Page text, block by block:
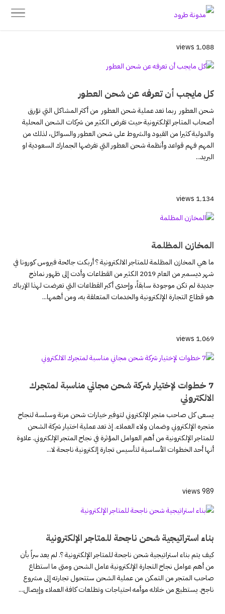
1٬088 views
كل مايجب أن تعرفه عن شحن العطور
شحن العطور ربما تعد عملية شحن العطور من أكثر المشاكل التي تؤرق
أصحاب المتاجر الإلكترونية حيث تفرض الكثير من شركات الشحن المحلية
والدولية كثيرا من القيود والشروط على شحن العطور والسوائل، لذلك من
المهم فهم قواعد وأنظمة شحن العطور التي تفرضها الجمارك السعودية او
البريد...
1٬134 views
المخازن المظلمة
ما هي المخازن المظلمة للمتاجر الالكترونية ؟ أربكت جائحة فيروس كورونا في
شهر ديسمبر من العام 2019 الكثير من القطاعات وأدت إلى ظهور نماذج
جديدة لم تكن موجودة سابقاً، وإحدى أكبر القطاعات التي تعرضت لهذا الإرباك
هو قطاع التجارة الإلكترونية والخدمات المتعلقة به، ومن أهمها...
1٬069 views
7 خطوات لإختيار شركة شحن مجاني مناسبة لمتجرك
الالكتروني
يسعى كل صاحب متجر الإلكتروني لتوفير خيارات شحن مرنة وسلسة لنجاح
متجره الإلكتروني وضمان ولاء العملاء. إذ تعد عملية اختيار شركة الشحن
للمتاجر الإلكترونية من أهم العوامل المؤثرة في نجاح المتجر الإلكتروني. علاوة
أنها أحد الخطوات الأساسية لتأسيس تجارة إلكترونية ناجحة لا...
989 views
بناء استراتيجية شحن ناجحة للمتاجر الإلكترونية
كيف يتم بناء استراتيجية شحن ناجحة للمتاجر الإلكترونية ؟. لم يعد سراً بأن
من أهم عوامل نجاح التجارة الإلكترونية عامل الشحن ومتى ما استطاع
صاحب المتجر من التمكن من عملية الشحن ستتحول تجارته إلى مشروع
ناجح. يستطيع من خلاله موأمه احتياجات وتطلعات كافة العملاء وإيصال...